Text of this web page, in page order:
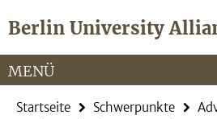
direkt
Inhalt
Berlin University
Service-
Navigation
MENÜ
Startseite Schwerpunkte